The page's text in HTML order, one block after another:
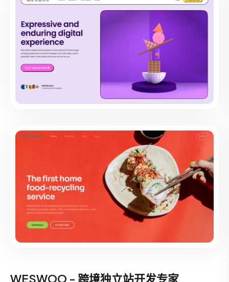
WESWOO - 跨境独立站开发专家